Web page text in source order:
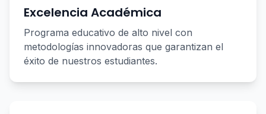
Excelencia Académica
Programa educativo de alto nivel con
metodologías innovadoras que garantizan el
éxito de nuestros estudiantes.